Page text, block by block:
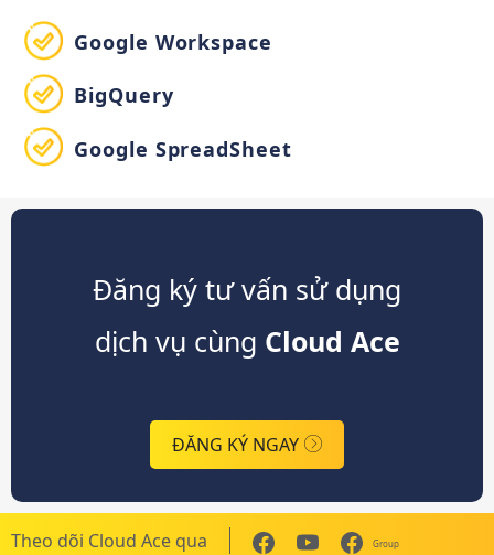
Google Workspace
BigQuery
Google SpreadSheet
Đăng ký tư vấn sử dụng
dịch vụ cùng Cloud Ace
ĐĂNG KÝ NGAY
Theo dõi Cloud Ace qua Group